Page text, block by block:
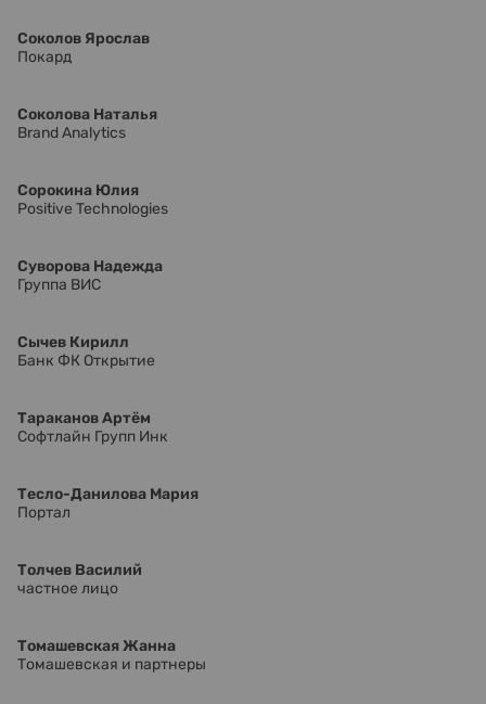
Соколов Ярослав
Покард
Соколова Наталья
Brand Analytics
Сорокина Юлия
Positive Technologies
Суворова Надежда
Группа ВИС
Сычев Кирилл
Банк ФК Открытие
Тараканов Артём
Софтлайн Групп Инк
Тесло-Данилова Мария
Портал
Толчев Василий
частное лицо
Томашевская Жанна
Томашевская и партнеры